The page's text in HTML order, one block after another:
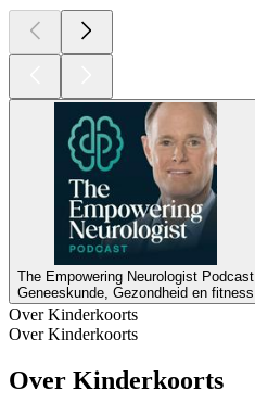
The Empowering Neurologist Podcast
Geneeskunde, Gezondheid en fitness
Over Kinderkoorts
Over Kinderkoorts
Over Kinderkoorts